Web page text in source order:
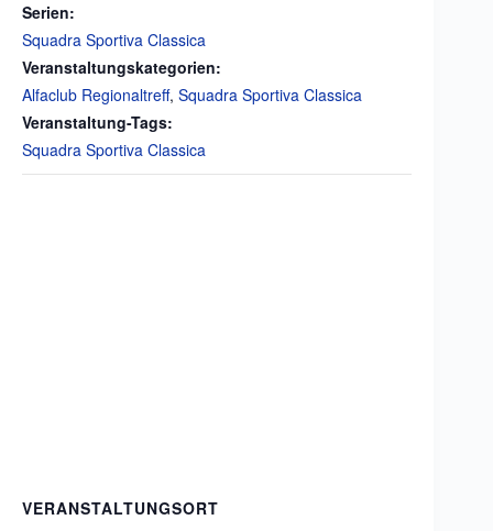
Serien:
Squadra Sportiva Classica
Veranstaltungskategorien:
Alfaclub Regionaltreff, Squadra Sportiva Classica
Veranstaltung-Tags:
Squadra Sportiva Classica
VERANSTALTUNGSORT